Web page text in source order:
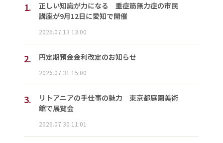
1.
正しい知識が力になる 重症筋無力症の市民
講座が9月12日に愛知で開催
2026.07.13 13:00
2. 円定期預金金利改定のお知らせ
2026.07.31 15:00
3.
リトアニアの手仕事の魅力 東京都庭園美術
館で展覧会
2026.07.30 11:01